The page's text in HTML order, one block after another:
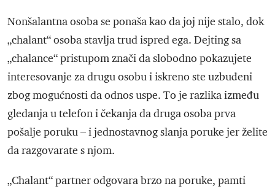
Nonšalantna osoba se ponaša kao da joj nije stalo, dok
„chalant“ osoba stavlja trud ispred ega. Dejting sa
„chalance“ pristupom znači da slobodno pokazujete
interesovanje za drugu osobu i iskreno ste uzbuđeni
zbog mogućnosti da odnos uspe. To je razlika između
gledanja u telefon i čekanja da druga osoba prva
pošalje poruku – i jednostavnog slanja poruke jer želite
da razgovarate s njom.
„Chalant“ partner odgovara brzo na poruke, pamti